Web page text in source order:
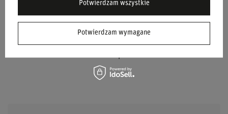
Inny
Męskie
Potwierdzam wymagane
Potwierdzam wszystkie